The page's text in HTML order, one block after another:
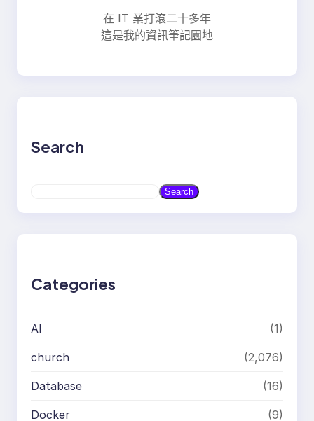
在 IT 業打滾二十多年
這是我的資訊筆記園地
Search
Search
Categories
AI (1)
church (2,076)
Database (16)
Docker (9)